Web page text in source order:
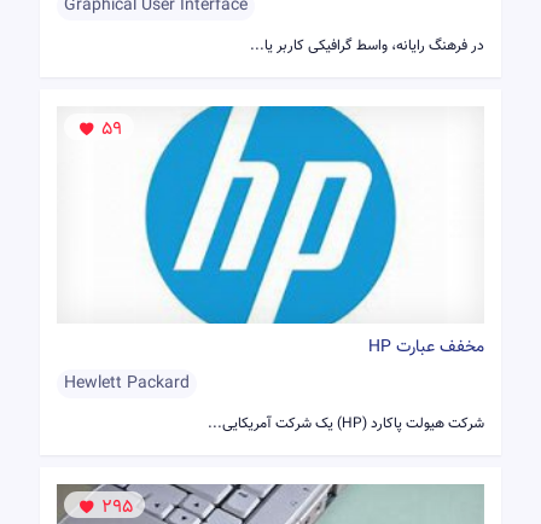
Graphical User Interface
در فرهنگ رایانه، واسط گرافیکی کاربر یا...
59
مخفف عبارت HP
Hewlett Packard
شرکت هیولت پاکارد (HP) یک شرکت آمریکایی...
295